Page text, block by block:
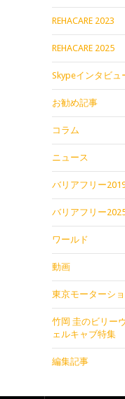
REHACARE 2023
REHACARE 2025
Skypeインタビュ
お勧め記事
コラム
ニュース
バリアフリー
バリアフリー
ワールド
動画
東京モーターシ
竹岡 圭のビリー
ェルキャブ特集
編集記事